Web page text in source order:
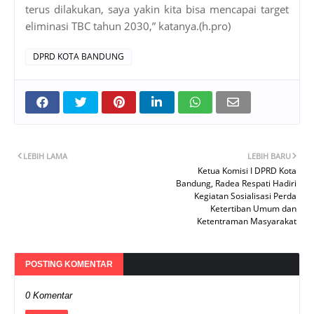
terus dilakukan, saya yakin kita bisa mencapai target
eliminasi TBC tahun 2030,” katanya.(h.pro)
DPRD KOTA BANDUNG
LEBIH BARU
Ketua Komisi I DPRD Kota
Bandung, Radea Respati Hadiri
Kegiatan Sosialisasi Perda
Ketertiban Umum dan
Ketentraman Masyarakat
LEBIH LAMA
POSTING KOMENTAR
0 Komentar